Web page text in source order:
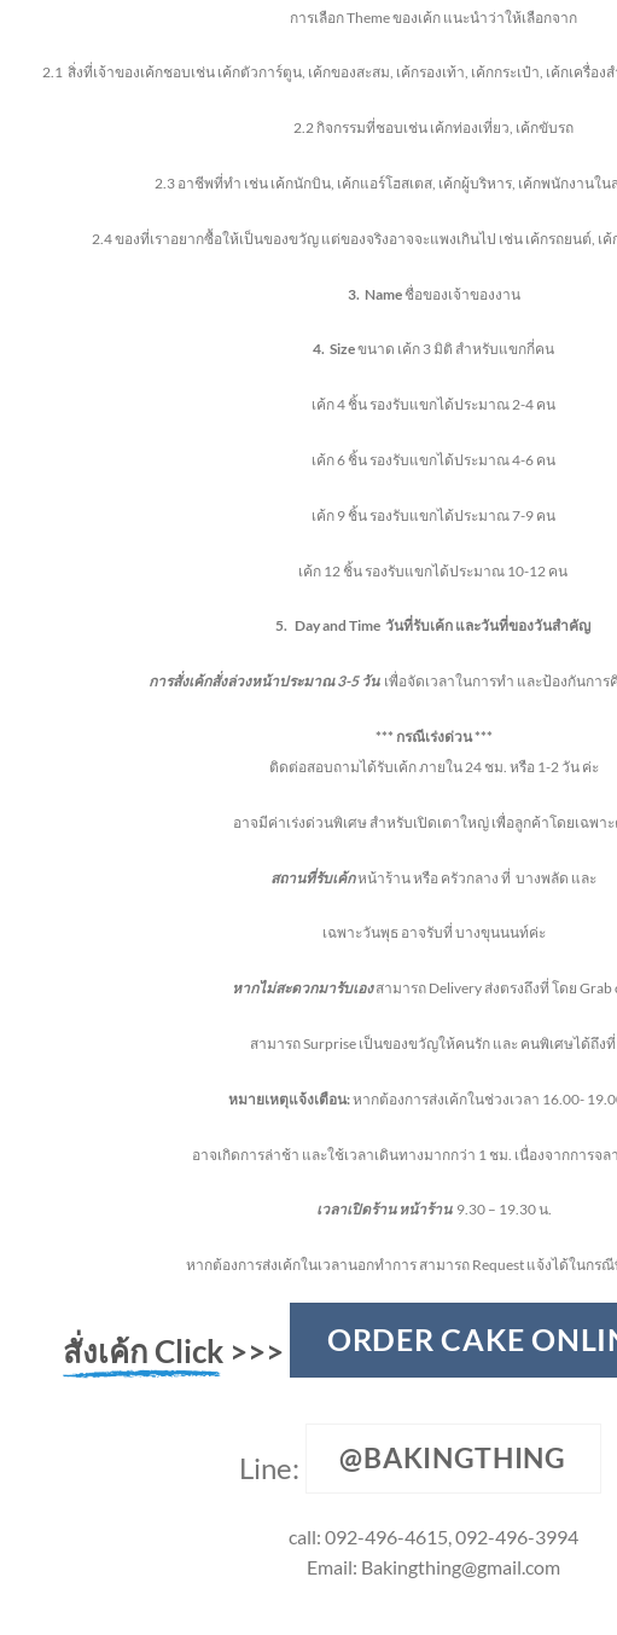
การเลือกThemeของเค้ก แนะนำว่าให้เลือกจาก
2.1 สิ่งที่เจ้าของเค้กชอบเช่น เค้กตัวการ์ตูน, เค้กของสะสม, เค้กรองเท้า, เค้กกระเป๋า, เค้กเครื่อง
2.2กิจกรรมที่ชอบเช่น เค้กท่องเที่ยว, เค้กขับรถ
2.3 อาชีพที่ทำ เช่น เค้กนักบิน, เค้กแอร์โฮสเตส, เค้กผู้บริหาร, เค้กพนักงานใน
2.4ของที่เราอยากซื้อให้เป็นของขวัญ แต่ของจริงอาจจะแพงเกินไป เช่น เค้กรถยนต์ , เ
3. Name ชื่อของเจ้าของงาน
4. Sizeขนาด เค้ก 3 มิติ สำหรับแขกกี่คน
เค้ก 4 ชิ้น รองรับแขกได้ประมาณ 2-4 คน
เค้ก 6 ชิ้น รองรับแขกได้ประมาณ 4-6 คน
เค้ก 9 ชิ้น รองรับแขกได้ประมาณ 7-9 คน
เค้ก 12 ชิ้น รองรับแขกได้ประมาณ 10-12 คน
5. Day and Time วันที่รับเค้ก และวันที่ของวันสำคัญ
การสั่งเค้กสั่งล่วงหน้าประมาณ 3-5 วัน เพื่อจัดเวลาในการทำ และป้องกันกา
*** กรณีเร่งด่วน ***
ติดต่อสอบถามได้รับเค้ก ภายใน 24 ชม. หรือ 1-2 วัน ค่ะ
อาจมีค่าเร่งด่วนพิเศษ สำหรับเปิดเตาใหญ่ เพื่อลูกค้าโดยเฉพาะ
สถานที่รับเค้กหน้าร้าน หรือ ครัวกลาง ที่ บางพลัด และ
เฉพาะวันพุธ อาจรับที่ บางขุนนนท์ค่ะ
หากไม่สะดวกมารับเองสามารถ Delivery ส่งตรงถึงที่ โดย Grab
สามารถ Surprise เป็นของขวัญให้คนรัก และ คนพิเศษได้ถึงที่
หมายเหตุแจ้งเตือน:หากต้องการส่งเค้กในช่วงเวลา 16.00-
อาจเกิดการล่าช้า และใช้เวลาเดินทางมากกว่า 1 ชม. เนื่องจากการจ
เวลาเปิดร้าน หน้าร้าน 9.30 – 19.30 น.
หากต้องการส่งเค้กในเวลานอกทำการ สามารถ Request แจ้งได้ในกร
สั่งเค้ก Click >>> ORDER CAKE
Line: @BAKINGTHING
call: 092-496-4615, 092-496-3994
Email: Bakingthing@gmail.com